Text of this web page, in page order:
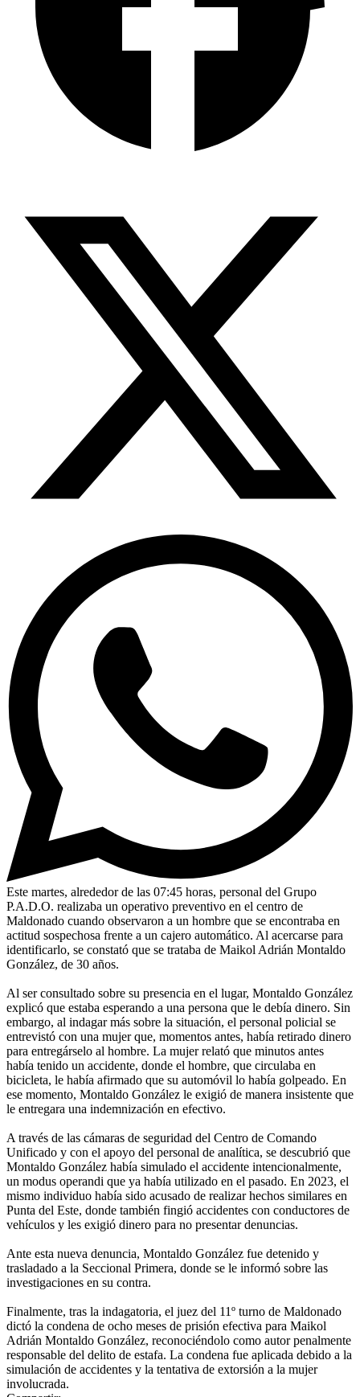
Este martes, alrededor de las 07:45 horas, personal del Grupo
P.A.D.O. realizaba un operativo preventivo en el centro de
Maldonado cuando observaron a un hombre que se encontraba en
actitud sospechosa frente a un cajero automático. Al acercarse para
identificarlo, se constató que se trataba de Maikol Adrián Montaldo
González, de 30 años.
Al ser consultado sobre su presencia en el lugar, Montaldo González
explicó que estaba esperando a una persona que le debía dinero. Sin
embargo, al indagar más sobre la situación, el personal policial se
entrevistó con una mujer que, momentos antes, había retirado dinero
para entregárselo al hombre. La mujer relató que minutos antes
había tenido un accidente, donde el hombre, que circulaba en
bicicleta, le había afirmado que su automóvil lo había golpeado. En
ese momento, Montaldo González le exigió de manera insistente que
le entregara una indemnización en efectivo.
A través de las cámaras de seguridad del Centro de Comando
Unificado y con el apoyo del personal de analítica, se descubrió que
Montaldo González había simulado el accidente intencionalmente,
un modus operandi que ya había utilizado en el pasado. En 2023, el
mismo individuo había sido acusado de realizar hechos similares en
Punta del Este, donde también fingió accidentes con conductores de
vehículos y les exigió dinero para no presentar denuncias.
Ante esta nueva denuncia, Montaldo González fue detenido y
trasladado a la Seccional Primera, donde se le informó sobre las
investigaciones en su contra.
Finalmente, tras la indagatoria, el juez del 11º turno de Maldonado
dictó la condena de ocho meses de prisión efectiva para Maikol
Adrián Montaldo González, reconociéndolo como autor penalmente
responsable del delito de estafa. La condena fue aplicada debido a la
simulación de accidentes y la tentativa de extorsión a la mujer
involucrada.